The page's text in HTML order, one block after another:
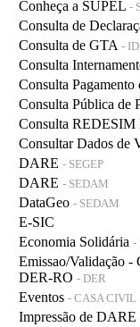
Conheça a SUPEL -
Consulta de
Consulta de GTA -
Consulta
Consulta
Consulta Pública de
Consulta REDESIM
Consultar Dados de
DARE - SEGEP
DARE - SEDAM
DataGeo - SEDAM
E-SIC
Economia Solidária -
Emissao/Validação -
DER-RO - DER
Eventos - CASA CIVIL
Impressão de DARE